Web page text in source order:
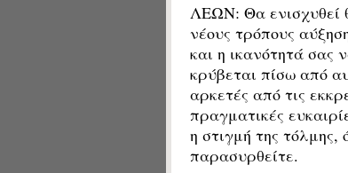
ΛΕΩΝ: Θα ενισχυθεί
νέους τρόπους
και η ικανότητά σας
κρύβεται πίσω από
αρκετές από τις
πραγματικές
η στιγμή της τόλμης,
παρασυρθείτε.